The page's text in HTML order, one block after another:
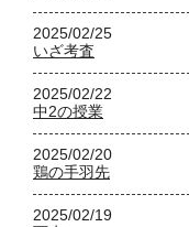
2025/02/25
いざ考査
2025/02/22
中2の授業
2025/02/20
鶏の手羽先
2025/02/19